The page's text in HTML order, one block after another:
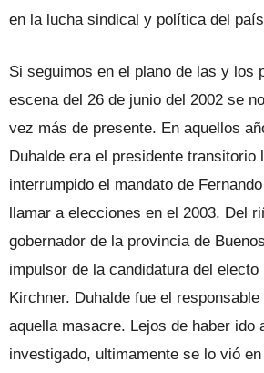
en la lucha sindical y política del
Si seguimos en el plano de las y los
escena del 26 de junio del 2002 se
vez más de presente. En aquellos
Duhalde era el presidente transitorio
interrumpido el mandato de
llamar a elecciones en el 2003. Del
gobernador de la provincia de
impulsor de la candidatura del
Kirchner. Duhalde fue el
aquella masacre. Lejos de haber ido
investigado, ultimamente se lo vió